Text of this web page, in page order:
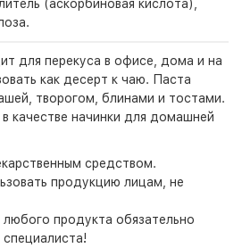
(аскорбиновая кислота),
для перекуса в офисе, дома и на
как десерт к чаю. Паста
творогом, блинами и тостами.
качестве начинки для домашней
средством.
продукцию лицам, не
продукта обязательно
специалиста!